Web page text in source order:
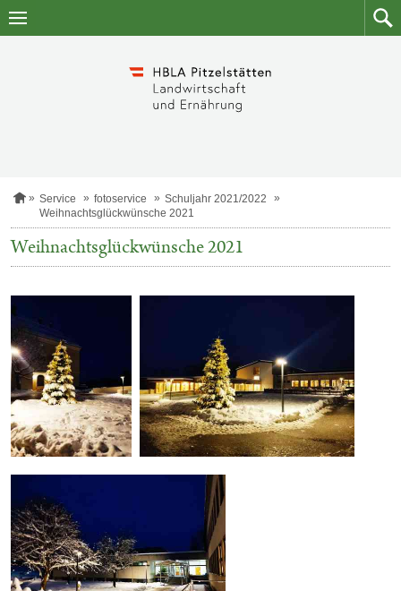
Zum
Zum
S
a
r
s
i
t
e
Service fotoservice
Schuljahr 2021/2022
Weihnachtsglückwünsche 2021
Weihnachtsglückwünsche 2021